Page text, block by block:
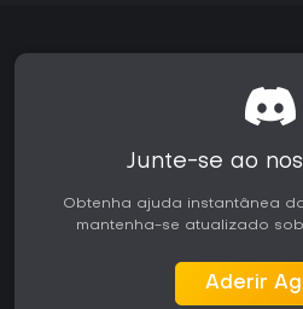
Junte-se ao
Obtenha ajuda instantânea
mantenha-se atualizado
Aderir